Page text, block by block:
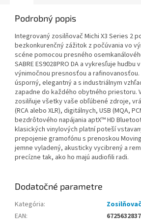
Podrobný popis
Integrovaný zosilňovač Michi X3 Series 2
bezkonkurenčný zážitok z počúvania vo
scéne pomocou presného
SABRE ES9028PRO DA a vykresľuje hudbu
výnimočnou presnosťou a
úsporný, elegantný a s industriálnym
zapadne do každého obytného priestoru.
zosilňuje všetky vaše obľúbené zdroje,
(RCA alebo XLR), digitálnych, USB (MQA,
bezdrôtového napájania aptX™ HD
klasických vinylových platní poteší
prepojenie gramofónu s prenoskou
jemne vyladený, akusticky vycibrený a
precízne tak, ako ho majú audiofili radi.
Dodatočné parametre
Kategória:
EAN: